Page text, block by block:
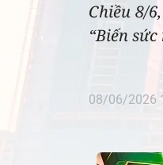
Chiều 8/
“Biến
08/06/2026